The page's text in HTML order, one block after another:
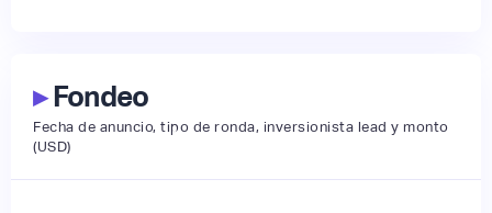
▸Fondeo
Fecha de anuncio, tipo de ronda, inversionista lead y monto
(USD)